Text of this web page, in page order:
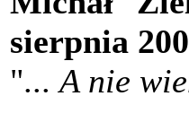
sierpnia
"... A nie